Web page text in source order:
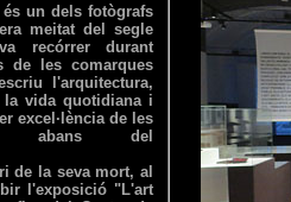
és un dels fotògrafs
meitat del segle
recórrer durant
de les comarques
l'arquitectura,
vida quotidiana i
excel·lència de les
abans del
de la seva mort, al
l'exposició "L'art